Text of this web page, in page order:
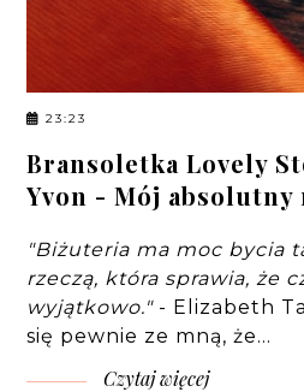
23:23
Bransoletka Lovely
Yvon - Mój absolutny
"Biżuteria ma moc bycia
rzeczą, która sprawia, że
wyjątkowo."- Elizabeth
się pewnie ze mną, że…
Czytaj więcej